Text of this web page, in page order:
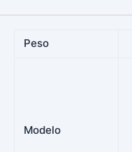
Peso
Modelo